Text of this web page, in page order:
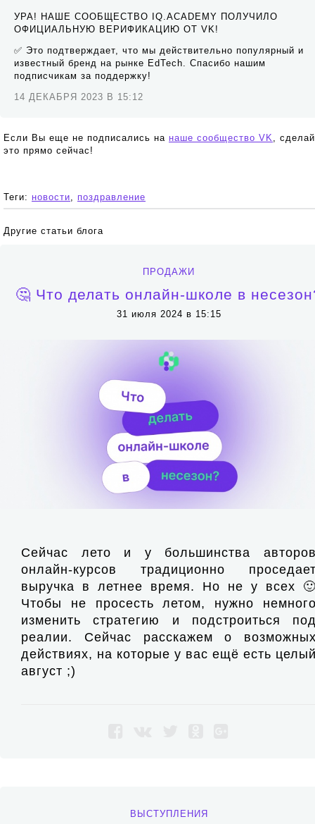
УРА! НАШЕ СООБЩЕСТВО IQ.ACADEMY ПОЛУЧИЛО
ОФИЦИАЛЬНУЮ ВЕРИФИКАЦИЮ ОТ VK!
✅ Это подтверждает, что мы действительно популярный и
известный бренд на рынке EdTech. Спасибо нашим
подписчикам за поддержку!
14 ДЕКАБРЯ 2023 В 15:12
Если Вы еще не подписались на наше сообщество VK,
это прямо сейчас!
Теги: новости, поздравление
Другие статьи блога
ПРОДАЖИ
🤔 Что делать онлайн-школе в
31 июля 2024 в 15:15
Сейчас лето и у большинства
онлайн-курсов традиционно
выручка в летнее время. Но не у всех
Чтобы не просесть летом, нужно
изменить стратегию и подстроиться
реалии. Сейчас расскажем о
действиях, на которые у вас ещё есть
август ;)
ВЫСТУПЛЕНИЯ